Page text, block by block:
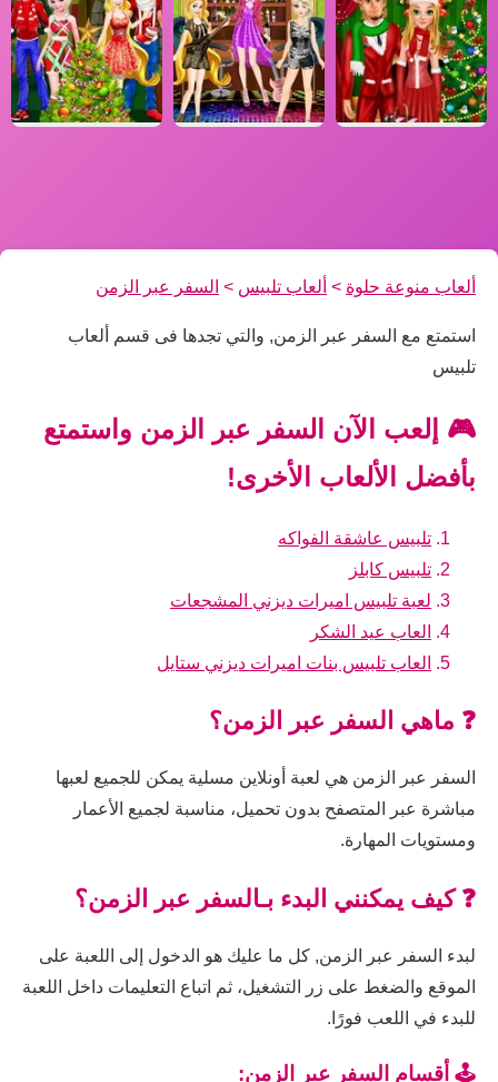
ألعاب منوعة حلوة > ألعاب تلبيس > السفر عبر الزمن
استمتع مع السفر عبر الزمن, والتي تجدها فى قسم ألعاب
تلبيس
🎮 إلعب الآن السفر عبر الزمن واستمتع
بأفضل الألعاب الأخرى!
تلبيس عاشقة الفواكه
تلبيس كابلز
لعبة تلبيس اميرات ديزني المشجعات
العاب عيد الشكر
العاب تلبيس بنات اميرات ديزني ستايل
❓ ماهي السفر عبر الزمن؟
السفر عبر الزمن هي لعبة أونلاين مسلية يمكن للجميع لعبها
مباشرة عبر المتصفح بدون تحميل، مناسبة لجميع الأعمار
ومستويات المهارة.
❓ كيف يمكنني البدء بـالسفر عبر الزمن؟
لبدء السفر عبر الزمن, كل ما عليك هو الدخول إلى اللعبة على
الموقع والضغط على زر التشغيل، ثم اتباع التعليمات داخل اللعبة
للبدء في اللعب فورًا.
🕹️ أقسام السفر عبر الزمن: